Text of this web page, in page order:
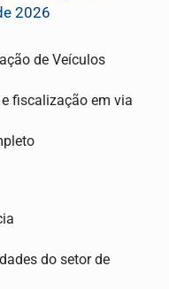
2026
de Veículos
fiscalização em via
do setor de